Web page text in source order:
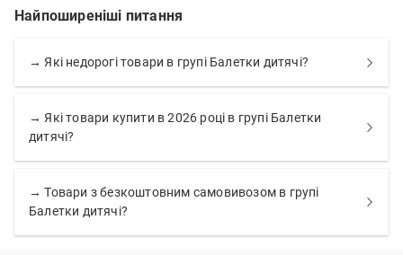
Найпоширеніші питання
→ Які недорогі товари в групі Балетки дитячі?
→ Які товари купити в 2026 році в групі Балетки
дитячі?
→ Товари з безкоштовним самовивозом в групі
Балетки дитячі?